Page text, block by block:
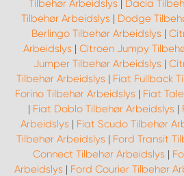
Tilbehør Arbeidslys | Dacia
Tilbehør Arbeidslys | Dodge
Berlingo Tilbehør Arbeidslys |
Arbeidslys | Citroen Jumpy
Jumper Tilbehør Arbeidslys |
Tilbehør Arbeidslys | Fiat Fullback
Forino Tilbehør Arbeidslys | Fiat
| Fiat Doblo Tilbehør Arbeidslys |
Arbeidslys | Fiat Scudo Tilbehør
Tilbehør Arbeidslys | Ford Transit
Connect Tilbehør Arbeidslys |
Arbeidslys | Ford Courier Tilbehør